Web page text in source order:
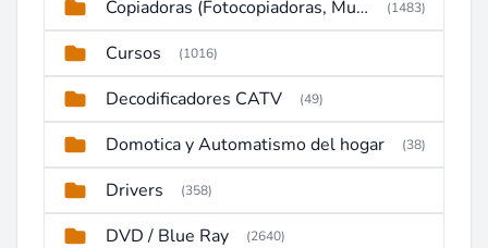
Copiadoras (Fotocopiadoras, Multifunctions, Ploter, etc) (1483)
Cursos (1016)
Decodificadores CATV (49)
Domotica y Automatismo del hogar (38)
Drivers (358)
DVD / Blue Ray (2640)